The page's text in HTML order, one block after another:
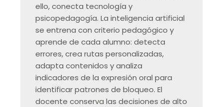
ello, conecta tecnología y
psicopedagogía. La inteligencia artificial
se entrena con criterio pedagógico y
aprende de cada alumno: detecta
errores, crea rutas personalizadas,
adapta contenidos y analiza
indicadores de la expresión oral para
identificar patrones de bloqueo. El
docente conserva las decisiones de alto